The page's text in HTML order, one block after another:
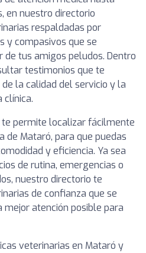
en nuestro directorio
respaldadas por
y compasivos que se
tus amigos peludos. Dentro
testimonios que te
la calidad del servicio y la
clínica.
permite localizar fácilmente
de Mataró, para que puedas
y eficiencia. Ya sea
de rutina, emergencias o
nuestro directorio te
de confianza que se
atención posible para
veterinarias en Mataró y